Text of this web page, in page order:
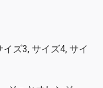
ズ3, サイズ4, サイ